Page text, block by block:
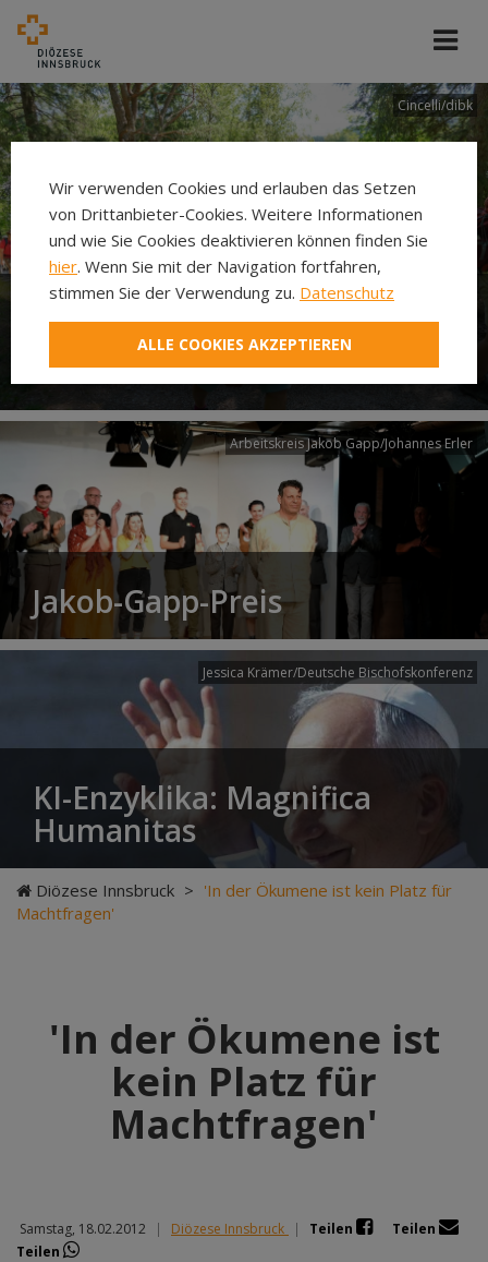
Cincelli/dibk
Neuer Pilgerweg Via
Laudato si’
Arbeitskreis Jakob Gapp/Johannes Erler
Jakob-Gapp-Preis
Jessica Krämer/Deutsche Bischofskonferenz
KI-Enzyklika: Magnifica
Humanitas
Diözese Innsbruck > 'In der Ökumene ist kein Platz für
Machtfragen'
'In der Ökumene ist
kein Platz für
Machtfragen'
Samstag, 18.02.2012 | Diözese Innsbruck | Teilen
Teilen
Teilen
Wir verwenden Cookies und erlauben das Setzen
von Drittanbieter-Cookies. Weitere Informationen
und wie Sie Cookies deaktivieren können finden Sie
hier. Wenn Sie mit der Navigation fortfahren,
stimmen Sie der Verwendung zu. Datenschutz
ALLE COOKIES AKZEPTIEREN